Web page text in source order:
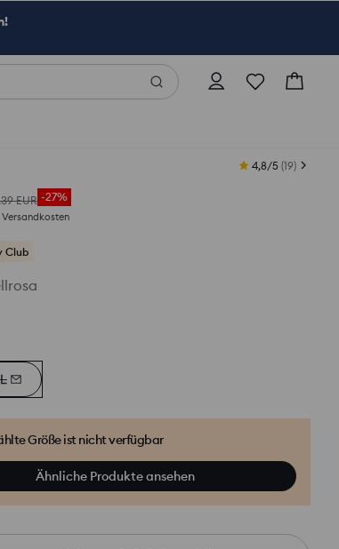
4,8/5 (19)
39 EUR -27%
Versandkosten
Club
Größe ist nicht verfügbar
Ähnliche Produkte ansehen